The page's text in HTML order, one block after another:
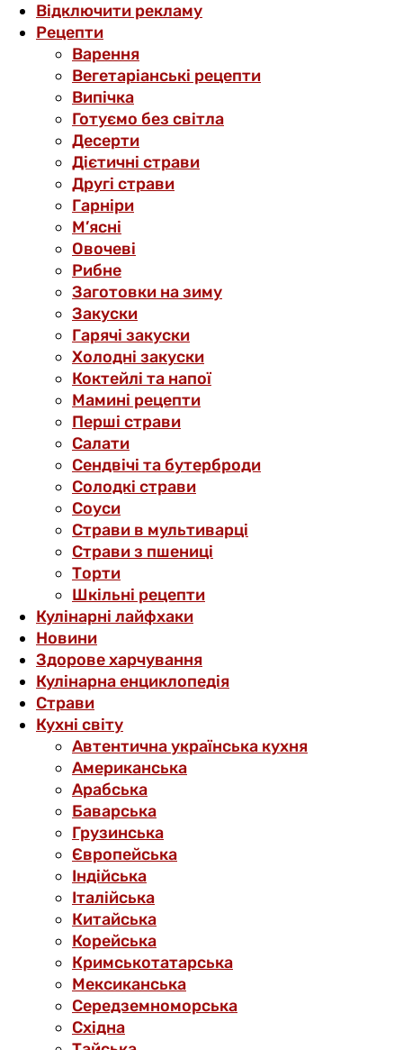
Відключити рекламу
Рецепти
Варення
Вегетаріанські рецепти
Випічка
Готуємо без світла
Десерти
Дієтичні страви
Другі страви
Гарніри
М’ясні
Овочеві
Рибне
Заготовки на зиму
Закуски
Гарячі закуски
Холодні закуски
Коктейлі та напої
Мамині рецепти
Перші страви
Салати
Сендвічі та бутерброди
Солодкі страви
Соуси
Страви в мультиварці
Страви з пшениці
Торти
Шкільні рецепти
Кулінарні лайфхаки
Новини
Здорове харчування
Кулінарна енциклопедія
Страви
Кухні світу
Автентична українська кухня
Американська
Арабська
Баварська
Грузинська
Європейська
Індійська
Італійська
Китайська
Корейська
Кримськотатарська
Мексиканська
Середземноморська
Східна